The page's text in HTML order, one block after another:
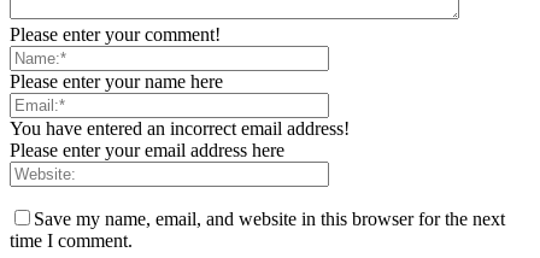
Please enter your comment!
Please enter your name here
You have entered an incorrect email address!
Please enter your email address here
Save my name, email, and website in this browser for the next
time I comment.